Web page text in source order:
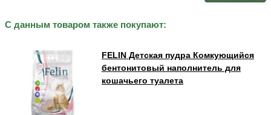
С данным товаром также покупают:
FELIN Детская пудра Комкующийся
бентонитовый наполнитель для
кошачьего туалета